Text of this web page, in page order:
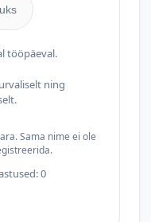
tööpäeval.
ning
Sama nime ei ole
0